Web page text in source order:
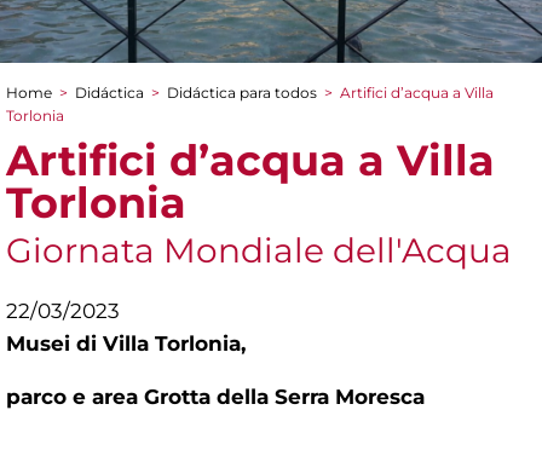
You are here
Home > Didáctica > Didáctica para todos > Artifici d’acqua a Villa
Torlonia
Artifici d’acqua a Villa
Torlonia
Giornata Mondiale dell'Acqua
22/03/2023
Musei di Villa Torlonia,
parco e area Grotta della Serra Moresca